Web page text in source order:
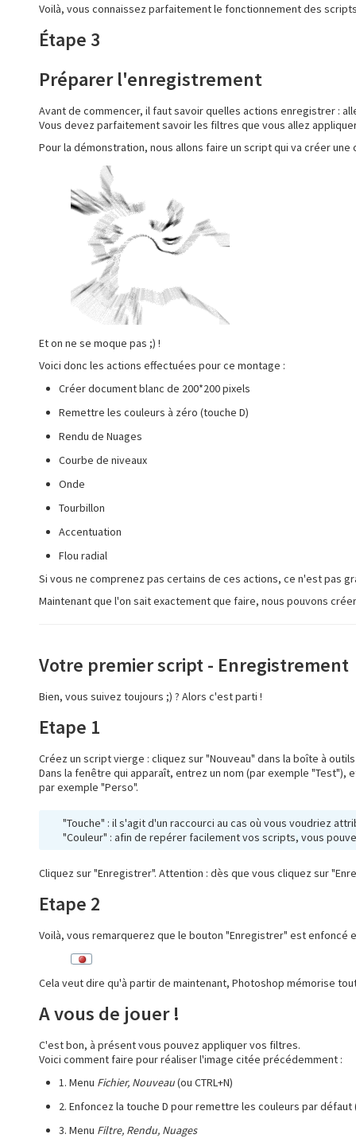
Voilà, vous connaissez parfaitement le fonctionnement des
Étape 3
Préparer l'enregistrement
Avant de commencer, il faut savoir quelles actions enregistrer :
Vous devez parfaitement savoir les filtres que vous allez
Pour la démonstration, nous allons faire un script qui va créer
Et on ne se moque pas ;) !
Voici donc les actions effectuées pour ce montage :
Créer document blanc de 200*200 pixels
Remettre les couleurs à zéro (touche D)
Rendu de Nuages
Courbe de niveaux
Onde
Tourbillon
Accentuation
Flou radial
Si vous ne comprenez pas certains de ces actions, ce n'est pas
Maintenant que l'on sait exactement que faire, nous pouvons
Votre premier script - Enregistrement
Bien, vous suivez toujours ;) ? Alors c'est parti !
Etape 1
Créez un script vierge : cliquez sur "Nouveau" dans la boîte à
Dans la fenêtre qui apparaît, entrez un nom (par exemple
par exemple "Perso".
"Touche" : il s'agit d'un raccourci au cas où vous voudriez
"Couleur" : afin de repérer facilement vos scripts, vous
Cliquez sur "Enregistrer". Attention : dès que vous cliquez sur
Etape 2
Voilà, vous remarquerez que le bouton "Enregistrer" est enfoncé
Cela veut dire qu'à partir de maintenant, Photoshop mémorise
A vous de jouer !
C'est bon, à présent vous pouvez appliquer vos filtres.
Voici comment faire pour réaliser l'image citée précédemment :
1. Menu Fichier, Nouveau(ou CTRL+N)
2. Enfoncez la touche D pour remettre les couleurs par défaut
3. Menu Filtre, Rendu, Nuages